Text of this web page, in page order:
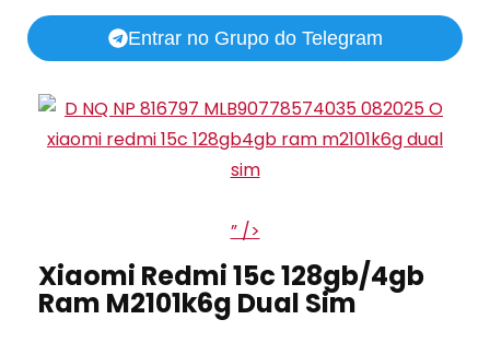
Entrar no Grupo do Telegram
” />
Xiaomi Redmi 15c 128gb/4gb
Ram M2101k6g Dual Sim